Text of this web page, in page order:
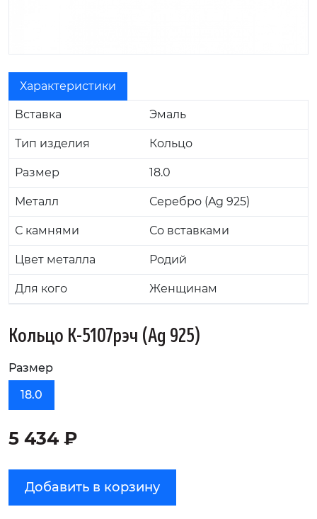
Характеристики
Вставка Эмаль
Тип изделия Кольцо
Размер 18.0
Металл Серебро (Ag 925)
С камнями Со вставками
Цвет металла Родий
Для кого Женщинам
Кольцо К-5107рэч (Ag 925)
Размер
18.0
5 434 ₽
Добавить в корзину